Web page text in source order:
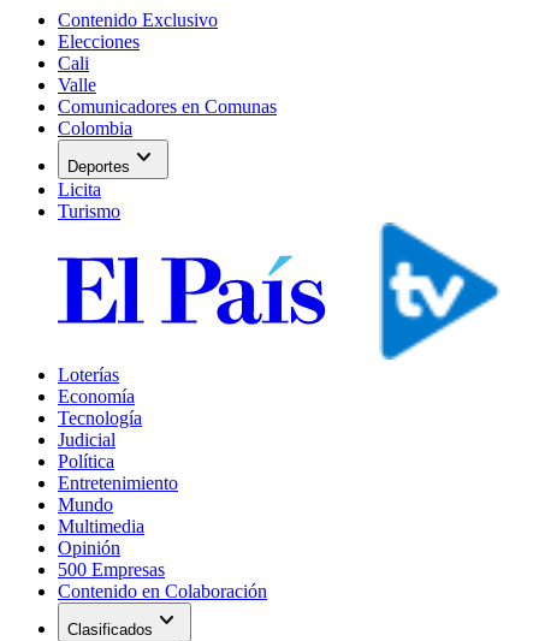
Contenido Exclusivo
Elecciones
Cali
Valle
Comunicadores en Comunas
Colombia
Deportes expand_more
Licita
Turismo
Loterías
Economía
Tecnología
Judicial
Política
Entretenimiento
Mundo
Multimedia
Opinión
500 Empresas
Contenido en Colaboración
Clasificados expand_more